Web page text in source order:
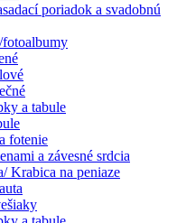
poriadok a svadobnú
a tabule
fotenie
a závesné srdcia
Krabica na peniaze